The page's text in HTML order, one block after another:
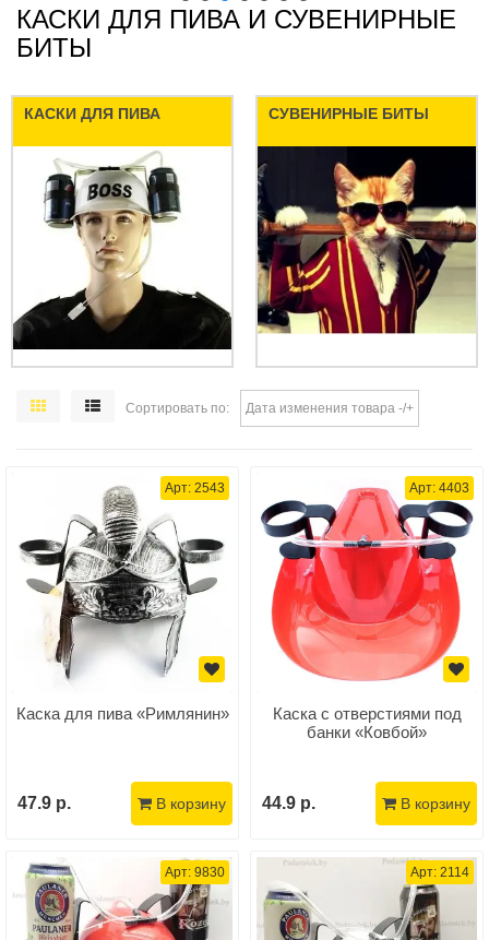
КАСКИ ДЛЯ ПИВА И СУВЕНИРНЫЕ
БИТЫ
КАСКИ ДЛЯ ПИВА СУВЕНИРНЫЕ БИТЫ
Сортировать по Дата изменения товара -/+
Арт: 2543
Каска для пива «Римлянин»
47.9 р. В корзину
Арт: 4403
Каска с отверстиями под
банки «Ковбой»
44.9 р. В корзину
Арт: 9830 Арт: 2114